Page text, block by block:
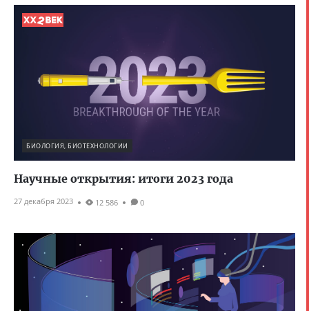
БИОЛОГИЯ, БИОТЕХНОЛОГИИ
Научные открытия: итоги 2023 года
27 декабря 2023 12 586 0